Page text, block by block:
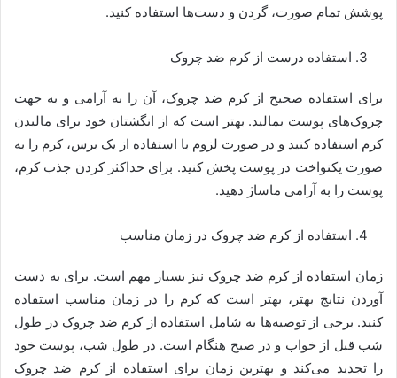
پوشش تمام صورت، گردن و دست‌ها استفاده کنید.
استفاده درست از کرم ضد چروک
برای استفاده صحیح از کرم ضد چروک، آن را به آرامی و به جهت
چروک‌های پوست بمالید. بهتر است که از انگشتان خود برای مالیدن
کرم استفاده کنید و در صورت لزوم با استفاده از یک برس، کرم را به
صورت یکنواخت در پوست پخش کنید. برای حداکثر کردن جذب کرم،
پوست را به آرامی ماساژ دهید.
استفاده از کرم ضد چروک در زمان مناسب
زمان استفاده از کرم ضد چروک نیز بسیار مهم است. برای به دست
آوردن نتایج بهتر، بهتر است که کرم را در زمان مناسب استفاده
کنید. برخی از توصیه‌ها به شامل استفاده از کرم ضد چروک در طول
شب قبل از خواب و در صبح هنگام است. در طول شب، پوست خود
را تجدید می‌کند و بهترین زمان برای استفاده از کرم ضد چروک